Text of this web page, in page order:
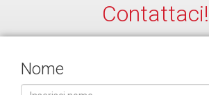
Contattaci!
Nome